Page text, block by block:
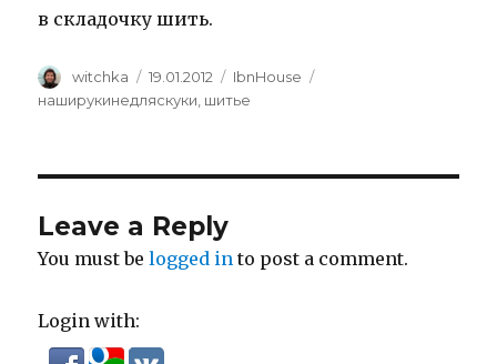
в складочку шить.
Author
witchka
Posted
on
19.01.2012 Categories
IbnHouse
наширукинедляскуки шитье
Leave a Reply
You must belogged in to post a comment.
Login with: